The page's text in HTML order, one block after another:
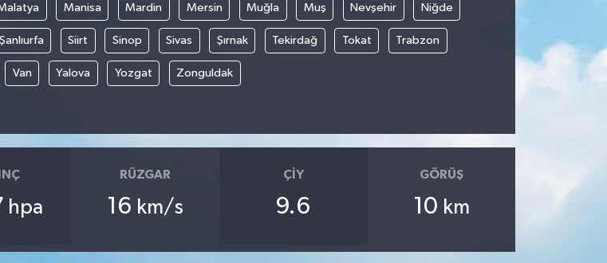
Manisa Mardin Mersin Muğla Muş Nevşehir Niğde
Şanlıurfa Siirt Sinop Sivas Şırnak Tekirdağ Tokat Trabzon
Van Yalova Yozgat Zonguldak
hpa
RÜZGAR
16 km/s
ÇIY
9.6
GÖRÜŞ
10 km